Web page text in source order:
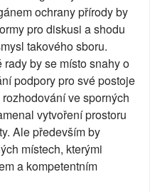
ochrany přírody by
pro diskusi a shodu
takového sboru.
by se místo snahy o
podpory pro své postoje
ve sporných
vytvoření prostoru
Ale především by
místech, kterými
a kompetentním